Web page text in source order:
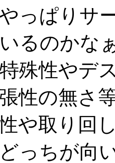
っぱりサ
るのかな
殊性やデ
性の無さ
や取り回
っちが向